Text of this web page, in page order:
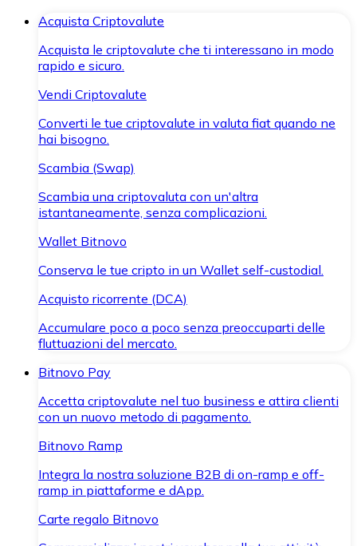
Acquista Criptovalute
Acquista le criptovalute che ti interessano in modo
rapido e sicuro.
Vendi Criptovalute
Converti le tue criptovalute in valuta fiat quando ne
hai bisogno.
Scambia (Swap)
Scambia una criptovaluta con un'altra
istantaneamente, senza complicazioni.
Wallet Bitnovo
Conserva le tue cripto in un Wallet self-custodial.
Acquisto ricorrente (DCA)
Accumulare poco a poco senza preoccuparti delle
fluttuazioni del mercato.
Bitnovo Pay
Accetta criptovalute nel tuo business e attira clienti
con un nuovo metodo di pagamento.
Bitnovo Ramp
Integra la nostra soluzione B2B di on-ramp e off-
ramp in piattaforme e dApp.
Carte regalo Bitnovo